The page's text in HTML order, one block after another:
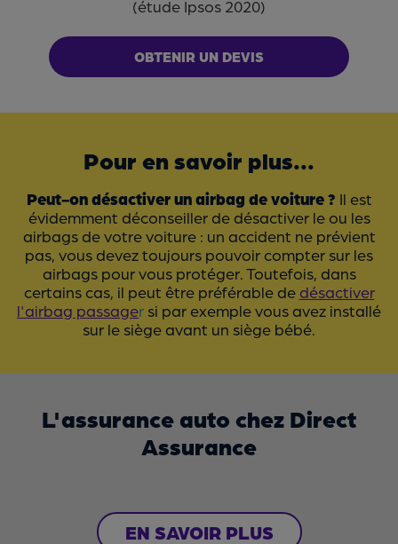
(étude Ipsos 2020)
OBTENIR UN DEVIS
Pour en savoir plus...
Peut-on désactiver un airbag de voiture ? Il est
évidemment déconseiller de désactiver le ou les
airbags de votre voiture : un accident ne prévient
pas, vous devez toujours pouvoir compter sur les
airbags pour vous protéger. Toutefois, dans
certains cas, il peut être préférable de désactiver
l'airbag passager si par exemple vous avez installé
sur le siège avant un siège bébé.
L'assurance auto chez Direct
Assurance
EN SAVOIR PLUS